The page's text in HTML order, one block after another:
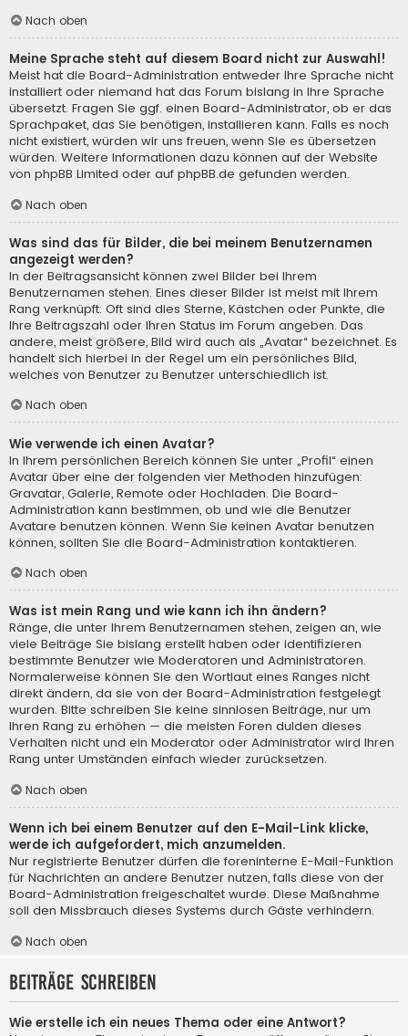
Nach oben
Meine Sprache steht auf diesem Board nicht zur Auswahl!
Meist hat die Board-Administration entweder Ihre Sprache nicht
installiert oder niemand hat das Forum bislang in Ihre Sprache
übersetzt. Fragen Sie ggf. einen Board-Administrator, ob er das
Sprachpaket, das Sie benötigen, installieren kann. Falls es noch
nicht existiert, würden wir uns freuen, wenn Sie es übersetzen
würden. Weitere Informationen dazu können auf der Website
von phpBB Limited oder auf phpBB.de gefunden werden.
Nach oben
Was sind das für Bilder, die bei meinem Benutzernamen
angezeigt werden?
In der Beitragsansicht können zwei Bilder bei Ihrem
Benutzernamen stehen. Eines dieser Bilder ist meist mit Ihrem
Rang verknüpft: Oft sind dies Sterne, Kästchen oder Punkte, die
Ihre Beitragszahl oder Ihren Status im Forum angeben. Das
andere, meist größere, Bild wird auch als „Avatar“ bezeichnet. Es
handelt sich hierbei in der Regel um ein persönliches Bild,
welches von Benutzer zu Benutzer unterschiedlich ist.
Nach oben
Wie verwende ich einen Avatar?
In Ihrem persönlichen Bereich können Sie unter „Profil“ einen
Avatar über eine der folgenden vier Methoden hinzufügen:
Gravatar, Galerie, Remote oder Hochladen. Die Board-
Administration kann bestimmen, ob und wie die Benutzer
Avatare benutzen können. Wenn Sie keinen Avatar benutzen
können, sollten Sie die Board-Administration kontaktieren.
Nach oben
Was ist mein Rang und wie kann ich ihn ändern?
Ränge, die unter Ihrem Benutzernamen stehen, zeigen an, wie
viele Beiträge Sie bislang erstellt haben oder identifizieren
bestimmte Benutzer wie Moderatoren und Administratoren.
Normalerweise können Sie den Wortlaut eines Ranges nicht
direkt ändern, da sie von der Board-Administration festgelegt
wurden. Bitte schreiben Sie keine sinnlosen Beiträge, nur um
Ihren Rang zu erhöhen — die meisten Foren dulden dieses
Verhalten nicht und ein Moderator oder Administrator wird Ihren
Rang unter Umständen einfach wieder zurücksetzen.
Nach oben
Wenn ich bei einem Benutzer auf den E-Mail-Link klicke,
werde ich aufgefordert, mich anzumelden.
Nur registrierte Benutzer dürfen die foreninterne E-Mail-Funktion
für Nachrichten an andere Benutzer nutzen, falls diese von der
Board-Administration freigeschaltet wurde. Diese Maßnahme
soll den Missbrauch dieses Systems durch Gäste verhindern.
Nach oben
Beiträge schreiben
Wie erstelle ich ein neues Thema oder eine Antwort?